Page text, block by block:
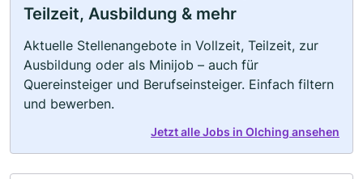
Teilzeit, Ausbildung & mehr
Aktuelle Stellenangebote in Vollzeit, Teilzeit, zur
Ausbildung oder als Minijob – auch für
Quereinsteiger und Berufseinsteiger. Einfach filtern
und bewerben.
Jetzt alle Jobs in Olching ansehen